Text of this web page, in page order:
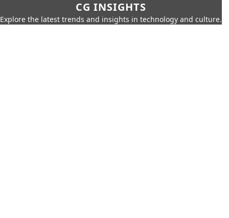
CG INSIGHTS
Explore the latest trends and insights in technology and culture.